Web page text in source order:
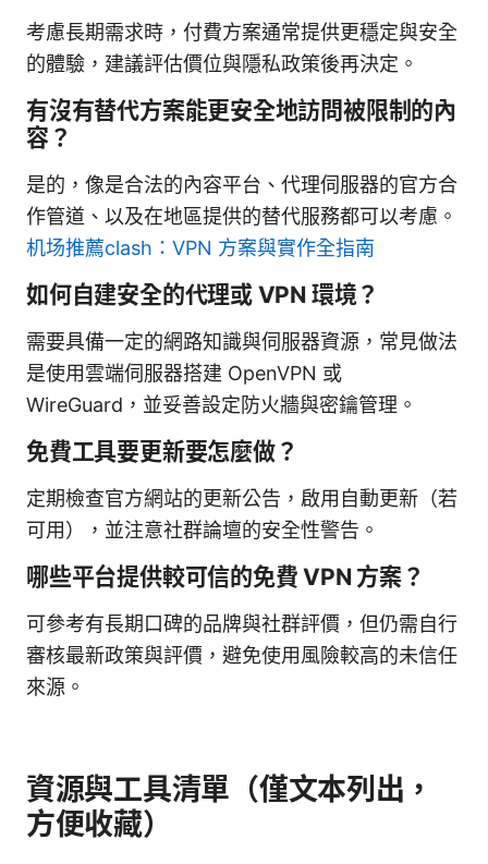
考慮長期需求時，付費方案通常提供更穩定與安全
的體驗，建議評估價位與隱私政策後再決定。
有沒有替代方案能更安全地訪問被限制的內
容？
是的，像是合法的內容平台、代理伺服器的官方合
作管道、以及在地區提供的替代服務都可以考慮。
机场推薦clash：VPN 方案與實作全指南
如何自建安全的代理或 VPN 環境？
需要具備一定的網路知識與伺服器資源，常見做法
是使用雲端伺服器搭建 OpenVPN 或
WireGuard，並妥善設定防火牆與密鑰管理。
免費工具要更新要怎麼做？
定期檢查官方網站的更新公告，啟用自動更新（若
可用），並注意社群論壇的安全性警告。
哪些平台提供較可信的免費 VPN 方案？
可參考有長期口碑的品牌與社群評價，但仍需自行
審核最新政策與評價，避免使用風險較高的未信任
來源。
資源與工具清單（僅文本列出，
方便收藏）